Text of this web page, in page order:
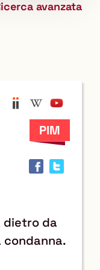
avanzata
il
Anobii
dietro da
condanna.